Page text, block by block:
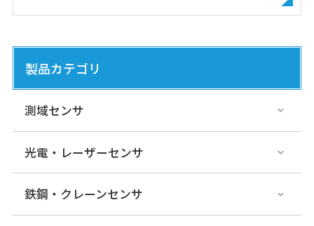
製品カテゴリ
測域センサ
光電・レーザーセンサ
鉄鋼・クレーンセンサ